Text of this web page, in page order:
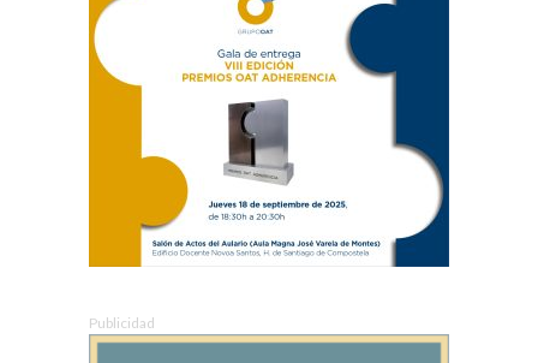
Publicidad